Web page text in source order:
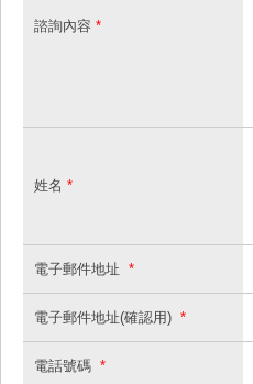
諮詢內容 *
姓名 *
電子郵件地址 *
電子郵件地址(確認用) *
電話號碼 *